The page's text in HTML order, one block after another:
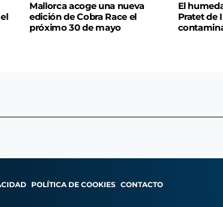
Mallorca acoge una nueva
edición de Cobra Race el
próximo 30 de mayo
El
Pratet de
POLÍTICA DE COOKIES CONTACTO